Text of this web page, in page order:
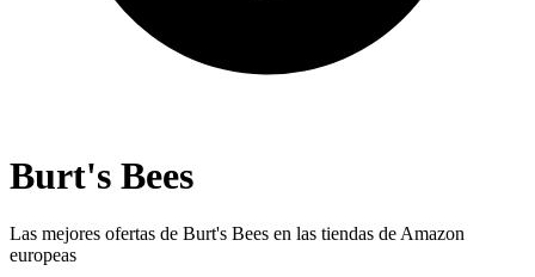
Burt's Bees
Las mejores ofertas de Burt's Bees en las tiendas de Amazon
europeas